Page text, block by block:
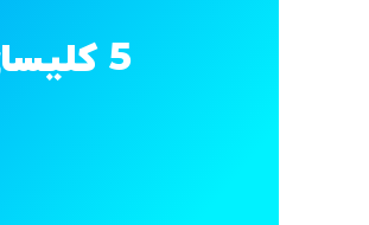
5 کلیسای عجیب وغریب